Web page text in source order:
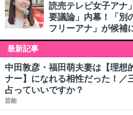
読売テレビ女子アナ
要議論」内幕！「別
フリーアナ」が候補
最新記事
中田敦彦・福田萌夫妻は【理想
ナー】になれる相性だった！／
占っていいですか？
芸能